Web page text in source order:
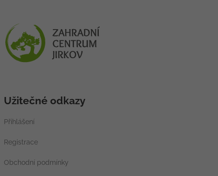
Užitečné odkazy
Přihlášení
Registrace
Obchodní podmínky